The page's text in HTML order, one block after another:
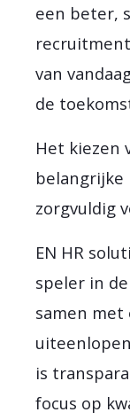
een beter,
van
de
Het kiezen
belangrijke
zorgvuldig
EN HR
speler in
samen
is
focus op